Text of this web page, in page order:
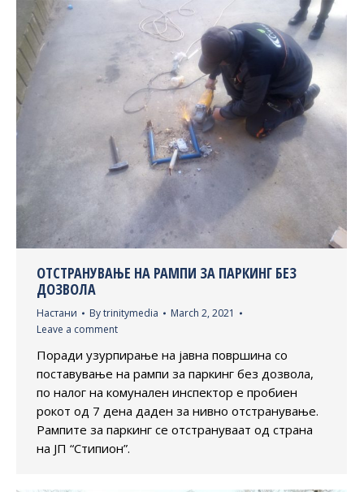
ОТСТРАНУВАЊЕ НА РАМПИ ЗА ПАРКИНГ БЕЗ
ДОЗВОЛА
Настани Bytrinitymedia
March 2, 2021
Leave a comment
Поради узурпирање на јавна површина со
поставување на рампи за паркинг без дозвола,
по налог на комунален инспектор е пробиен
рокот од 7 дена даден за нивно отстранување.
Рампите за паркинг се отстрануваат од страна
на ЈП “Стипион”.